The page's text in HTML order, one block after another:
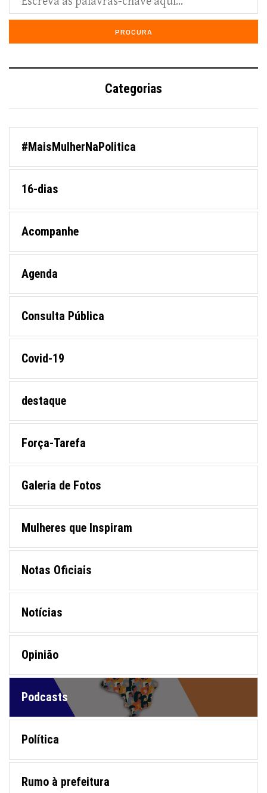
Categorias
#MaisMulherNaPolitica
16-dias
Acompanhe
Agenda
Consulta Pública
Covid-19
destaque
Força-Tarefa
Galeria de Fotos
Mulheres que Inspiram
Notas Oficiais
Notícias
Opinião
Podcasts
Política
Rumo à prefeitura